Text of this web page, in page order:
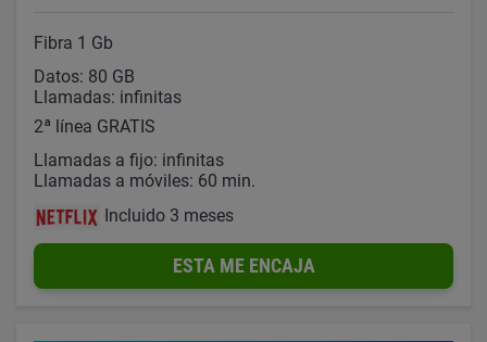
Fibra 1 Gb
Datos: 80 GB
Llamadas: infinitas
2ª línea GRATIS
Llamadas a fijo: infinitas
Llamadas a móviles: 60 min.
Incluido 3 meses
ESTA ME ENCAJA